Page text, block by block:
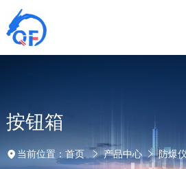
按钮箱
当前位置： 首页 产品中心 防爆